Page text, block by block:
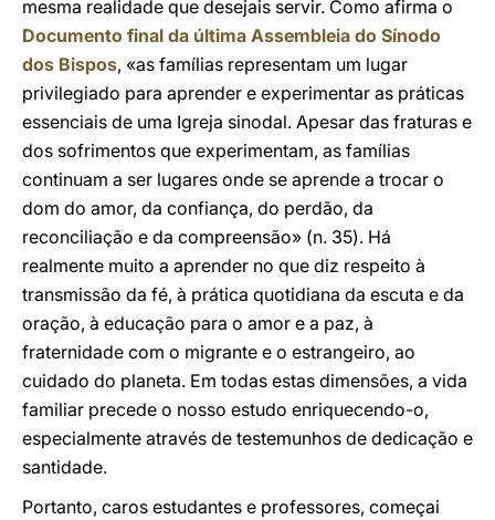
mesma realidade que desejais servir. Como afirma o
Documento final da última Assembleia do Sínodo
dos Bispos, «as famílias representam um lugar
privilegiado para aprender e experimentar as práticas
essenciais de uma Igreja sinodal. Apesar das fraturas e
dos sofrimentos que experimentam, as famílias
continuam a ser lugares onde se aprende a trocar o
dom do amor, da confiança, do perdão, da
reconciliação e da compreensão» (n. 35). Há
realmente muito a aprender no que diz respeito à
transmissão da fé, à prática quotidiana da escuta e da
oração, à educação para o amor e a paz, à
fraternidade com o migrante e o estrangeiro, ao
cuidado do planeta. Em todas estas dimensões, a vida
familiar precede o nosso estudo enriquecendo-o,
especialmente através de testemunhos de dedicação e
santidade.
Portanto, caros estudantes e professores, começai